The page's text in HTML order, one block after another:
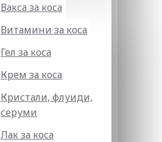
Вакса за коса
Витамини за коса
Гел за коса
Крем за коса
Кристали, флуиди,
серуми
Лак за коса